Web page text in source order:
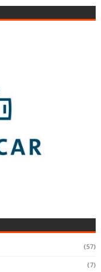
(57)
(7)